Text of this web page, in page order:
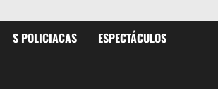
S POLICIACAS ESPECTÁCULOS